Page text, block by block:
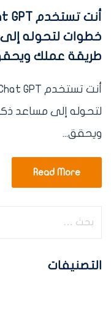
خطوات لتحوله
طريقة عملك
لتحوله إلى مساعد
ويحقق...
Read More
التصنيفات